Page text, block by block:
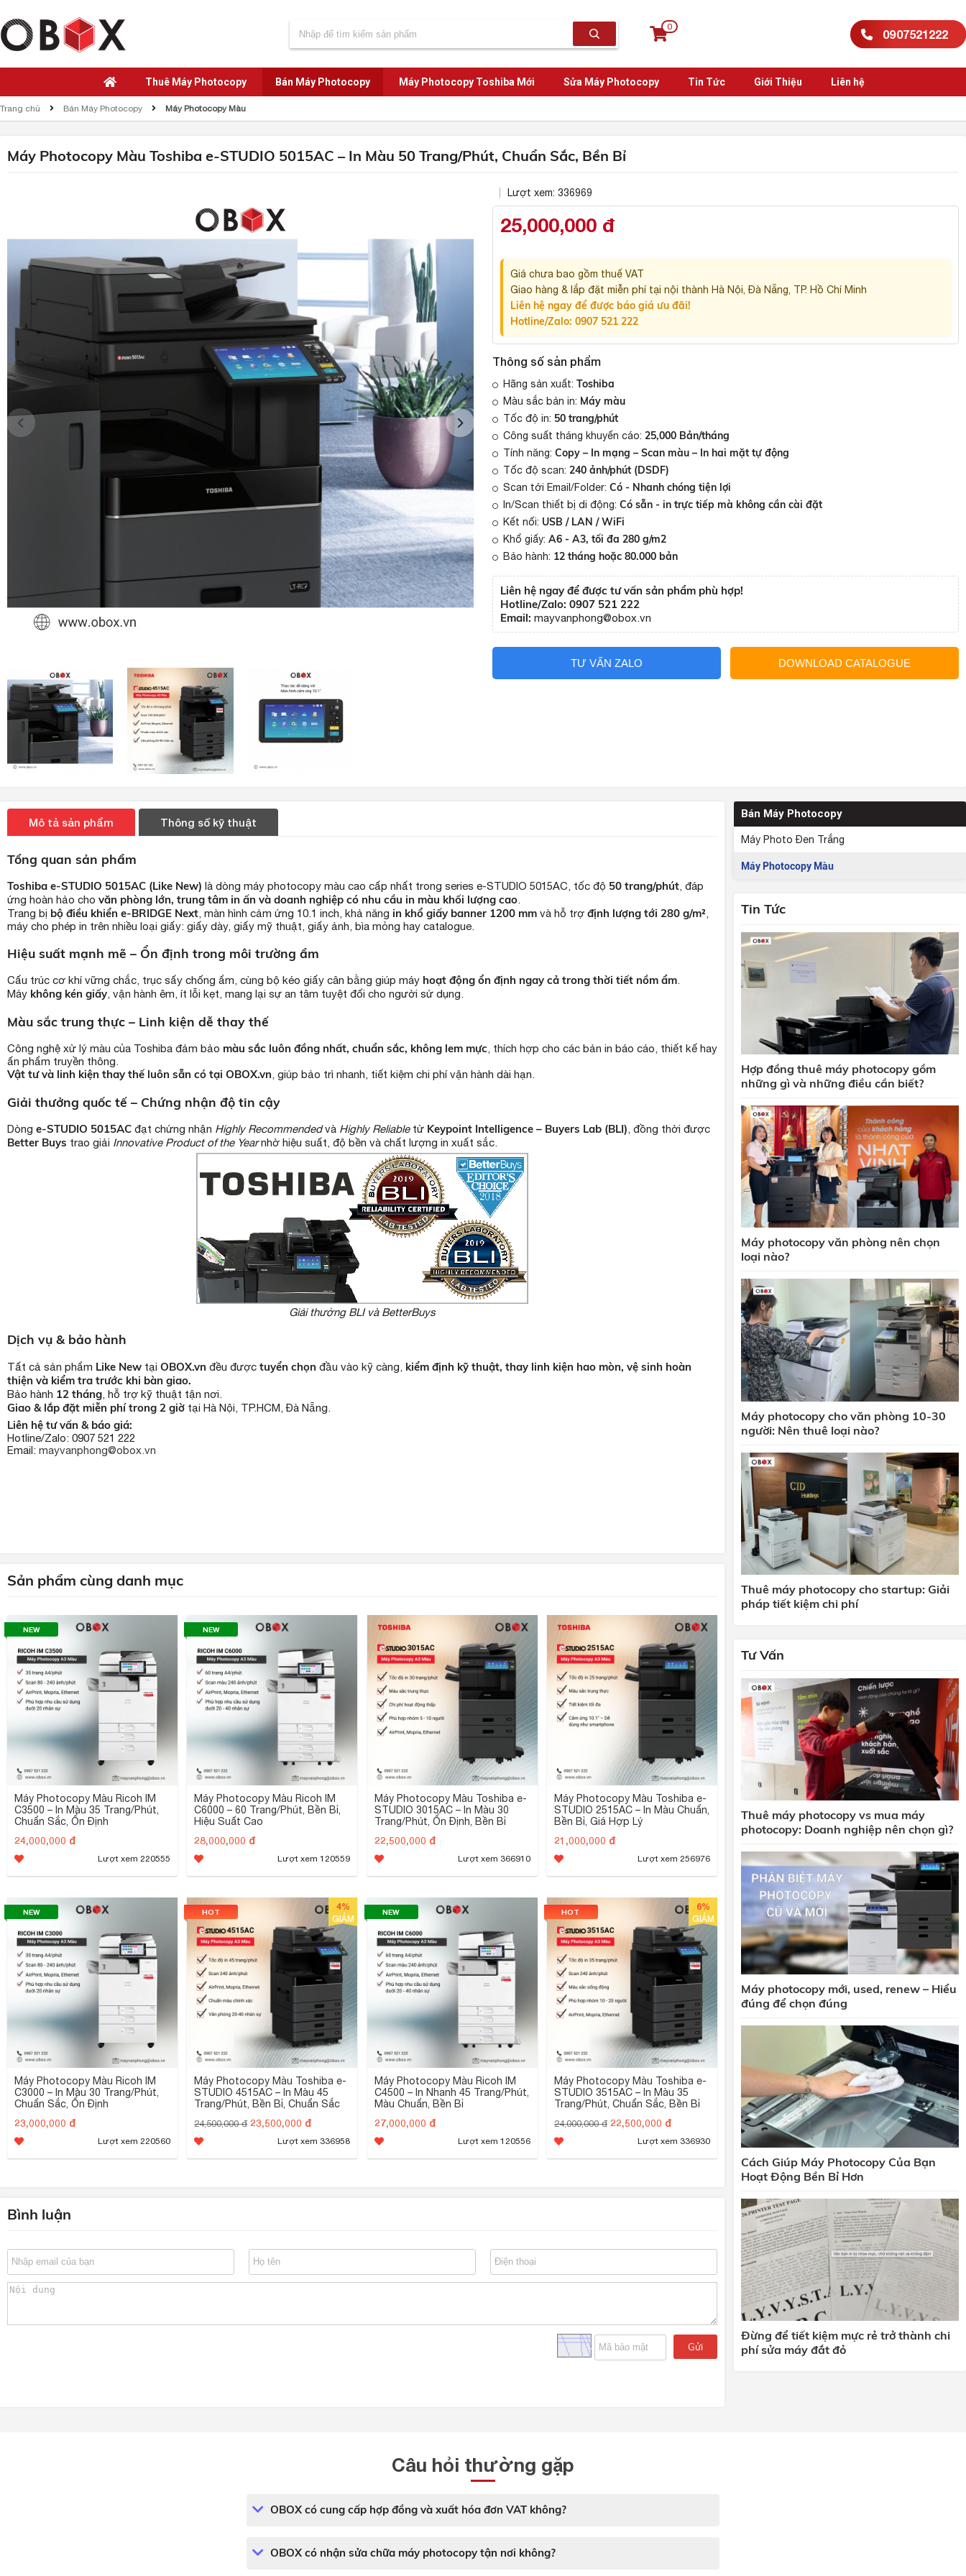
0
0907521222
Thuê Máy Photocopy Bán Máy Photocopy Máy Photocopy Toshiba Mới Sửa Máy Photocopy Tin Tức Giới Thiệu Liên hệ
Trang chủ Bán Máy Photocopy Máy Photocopy Màu
Máy Photocopy Màu Toshiba e-STUDIO 5015AC – In Màu 50 Trang/Phút, Chuẩn Sắc, Bền Bỉ
Lượt xem: 336969
25,000,000 đ
Giá chưa bao gồm thuế VAT
Giao hàng & lắp đặt miễn phí tại nội thành Hà Nội, Đà Nẵng, TP. Hồ Chí Minh
Liên hệ ngay để được báo giá ưu đãi!
Hotline/Zalo: 0907 521 222
Thông số sản phẩm
Hãng sản xuất:Toshiba
Màu sắc bản in: Máy màu
Tốc độ in: 50 trang/phút
Công suất tháng khuyến cáo:25,000 Bản/tháng
Tính năng: Copy – In mạng – Scan màu – In hai mặt tự động
Tốc độ scan: 240 ảnh/phút (DSDF)
Scan tới Email/Folder: Có - Nhanh chóng tiện lợi
In/Scan thiết bị di động: Có sẵn - in trực tiếp mà không cần cài đặt
Kết nối: USB / LAN / WiFi
Khổ giấy: A6 - A3, tối đa 280 g/m2
Bảo hành: 12 tháng hoặc 80.000 bản
Liên hệ ngay để được tư vấn sản phẩm phù hợp!
Hotline/Zalo: 0907 521 222
Email: mayvanphong@obox.vn
TƯ VẤN ZALO DOWNLOAD CATALOGUE
Mô tả sản phẩm Thông số kỹ thuật
Tổng quan sản phẩm
Toshiba e-STUDIO 5015AC (Like New) là dòng máy photocopy màu cao cấp nhất trong series e-STUDIO 5015AC, tốc độ 50 trang/phút, đáp
ứng hoàn hảo cho văn phòng lớn, trung tâm in ấn và doanh nghiệp có nhu cầu in màu khối lượng cao.
Trang bị bộ điều khiển e-BRIDGE Next, màn hình cảm ứng 10.1 inch, khả năng in khổ giấy banner 1200 mm và hỗ trợ định lượng tới 280 g/m²,
máy cho phép in trên nhiều loại giấy: giấy dày, giấy mỹ thuật, giấy ảnh, bìa mỏng hay catalogue.
Hiệu suất mạnh mẽ – Ổn định trong môi trường ẩm
Cấu trúc cơ khí vững chắc, trục sấy chống ẩm, cùng bộ kéo giấy cân bằng giúp máy hoạt động ổn định ngay cả trong thời tiết nồm ẩm.
Máy không kén giấy, vận hành êm, ít lỗi kẹt, mang lại sự an tâm tuyệt đối cho người sử dụng.
Màu sắc trung thực – Linh kiện dễ thay thế
Công nghệ xử lý màu của Toshiba đảm bảo màu sắc luôn đồng nhất, chuẩn sắc, không lem mực, thích hợp cho các bản in báo cáo, thiết kế hay
ấn phẩm truyền thông.
Vật tư và linh kiện thay thế luôn sẵn có tại OBOX.vn, giúp bảo trì nhanh, tiết kiệm chi phí vận hành dài hạn.
Giải thưởng quốc tế – Chứng nhận độ tin cậy
Dòng e-STUDIO 5015AC đạt chứng nhận Highly Recommendedvà Highly Reliabletừ Keypoint Intelligence – Buyers Lab (BLI), đồng thời được
Better Buys trao giải Innovative Product of the Yearnhờ hiệu suất, độ bền và chất lượng in xuất sắc.
Giải thưởng BLI và BetterBuys
Dịch vụ & bảo hành
Tất cả sản phẩm Like New tại OBOX.vn đều được tuyển chọn đầu vào kỹ càng, kiểm định kỹ thuật, thay linh kiện hao mòn, vệ sinh hoàn
thiện và kiểm tra trước khi bàn giao.
Bảo hành 12 tháng, hỗ trợ kỹ thuật tận nơi.
Giao & lắp đặt miễn phí trong 2 giờ tại Hà Nội, TP.HCM, Đà Nẵng.
Liên hệ tư vấn & báo giá:
Hotline/Zalo: 0907 521 222
Email: mayvanphong@obox.vn
Sản phẩm cùng danh mục
Máy Photocopy Màu Ricoh IM
C3500 – In Màu 35 Trang/Phút,
Chuẩn Sắc, Ổn Định
24,000,000 đ
Lượt xem 220555
NEW
Máy Photocopy Màu Ricoh IM
C6000 – 60 Trang/Phút, Bền Bỉ,
Hiệu Suất Cao
28,000,000 đ
Lượt xem 120559
NEW
Máy Photocopy Màu Toshiba e-
STUDIO 3015AC – In Màu 30
Trang/Phút, Ổn Định, Bền Bỉ
22,500,000 đ
Lượt xem 366910
Máy Photocopy Màu Toshiba e-
STUDIO 2515AC – In Màu Chuẩn,
Bền Bỉ, Giá Hợp Lý
21,000,000 đ
Lượt xem 256976
Máy Photocopy Màu Ricoh IM
C3000 – In Màu 30 Trang/Phút,
Chuẩn Sắc, Ổn Định
23,000,000 đ
Lượt xem 220560
NEW
Máy Photocopy Màu Toshiba e-
STUDIO 4515AC – In Màu 45
Trang/Phút, Bền Bỉ, Chuẩn Sắc
24,500,000 đ 23,500,000 đ
Lượt xem 336958
4%
GIẢM
HOT
Máy Photocopy Màu Ricoh IM
C4500 – In Nhanh 45 Trang/Phút,
Màu Chuẩn, Bền Bỉ
27,000,000 đ
Lượt xem 120556
NEW
Máy Photocopy Màu Toshiba e-
STUDIO 3515AC – In Màu 35
Trang/Phút, Chuẩn Sắc, Bền Bỉ
24,000,000 đ 22,500,000 đ
Lượt xem 336930
6%
GIẢM
HOT
Bình luận
Gửi
Bán Máy Photocopy
Máy Photo Đen Trắng
Máy Photocopy Màu
Tin Tức
Hợp đồng thuê máy photocopy gồm
những gì và những điều cần biết?
Máy photocopy văn phòng nên chọn
loại nào?
Máy photocopy cho văn phòng 10-30
người: Nên thuê loại nào?
Thuê máy photocopy cho startup: Giải
pháp tiết kiệm chi phí
Tư Vấn
Thuê máy photocopy vs mua máy
photocopy: Doanh nghiệp nên chọn gì?
Máy photocopy mới, used, renew – Hiểu
đúng để chọn đúng
Cách Giúp Máy Photocopy Của Bạn
Hoạt Động Bền Bỉ Hơn
Đừng để tiết kiệm mực rẻ trở thành chi
phí sửa máy đắt đỏ
Câu hỏi thường gặp
OBOX có cung cấp hợp đồng và xuất hóa đơn VAT không?
OBOX có nhận sửa chữa máy photocopy tận nơi không?